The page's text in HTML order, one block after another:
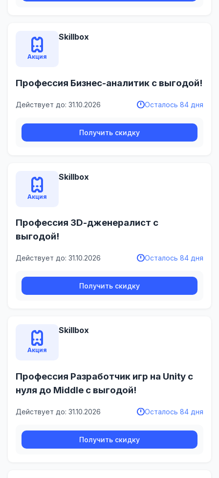
Акция
Skillbox
Профессия Бизнес-аналитик с выгодой!
Действует до: 31.10.2026 Осталось 84 дня
Получить скидку
Акция
Skillbox
Профессия 3D-дженералист с
выгодой!
Действует до: 31.10.2026 Осталось 84 дня
Получить скидку
Акция
Skillbox
Профессия Разработчик игр на Unity с
нуля до Middle с выгодой!
Действует до: 31.10.2026 Осталось 84 дня
Получить скидку